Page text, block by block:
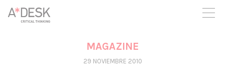
crees también en A*DESK seguimos necesitándote para poder
seguir adelante. Ahora puedes participar del proyecto y
apoyarlo.
MAGAZINE
29 NOVIEMBRE 2010